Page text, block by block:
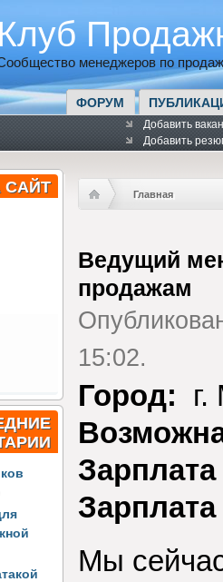
менеджеров по
ФОРУМ
Добавить
Добавить
САЙТ Главная
Ведущий
продажам
15:02.
Город:
Мы